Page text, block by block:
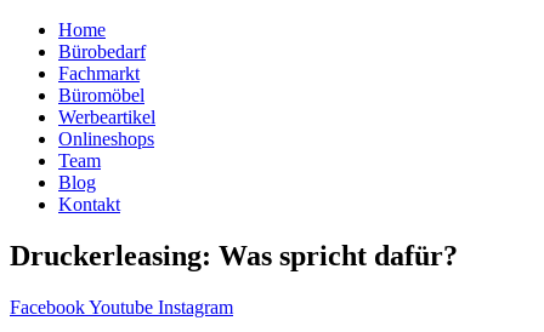
Home
Bürobedarf
Fachmarkt
Büromöbel
Werbeartikel
Onlineshops
Team
Blog
Kontakt
Druckerleasing: Was spricht dafür?
FacebookYoutube Instagram